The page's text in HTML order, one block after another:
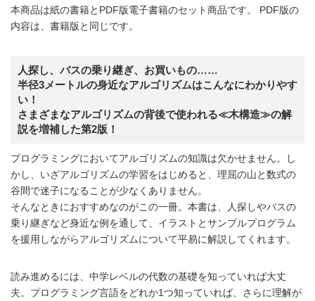
本商品は紙の書籍とPDF版電子書籍のセット商品です。 PDF版の
内容は、書籍版と同じです。
人探し、バスの乗り継ぎ、お買いもの……
半径3メートルの身近なアルゴリズムはこんなにわかりやす
い！
さまざまなアルゴリズムの背後で使われる≪木構造≫の解
説を増補した第2版！
プログラミングにおいてアルゴリズムの知識は欠かせません。し
かし、いざアルゴリズムの学習をはじめると、理屈の山と数式の
谷間で迷子になることが少なくありません。
そんなときにおすすめなのがこの一冊。本書は、人探しやバスの
乗り継ぎなど身近な例を通して、イラストとサンプルプログラム
を援用しながらアルゴリズムについて平易に解説してくれます。
読み進めるには、中学レベルの代数の基礎を知っていれば大丈
夫。プログラミング言語をどれか1つ知っていれば、さらに理解が